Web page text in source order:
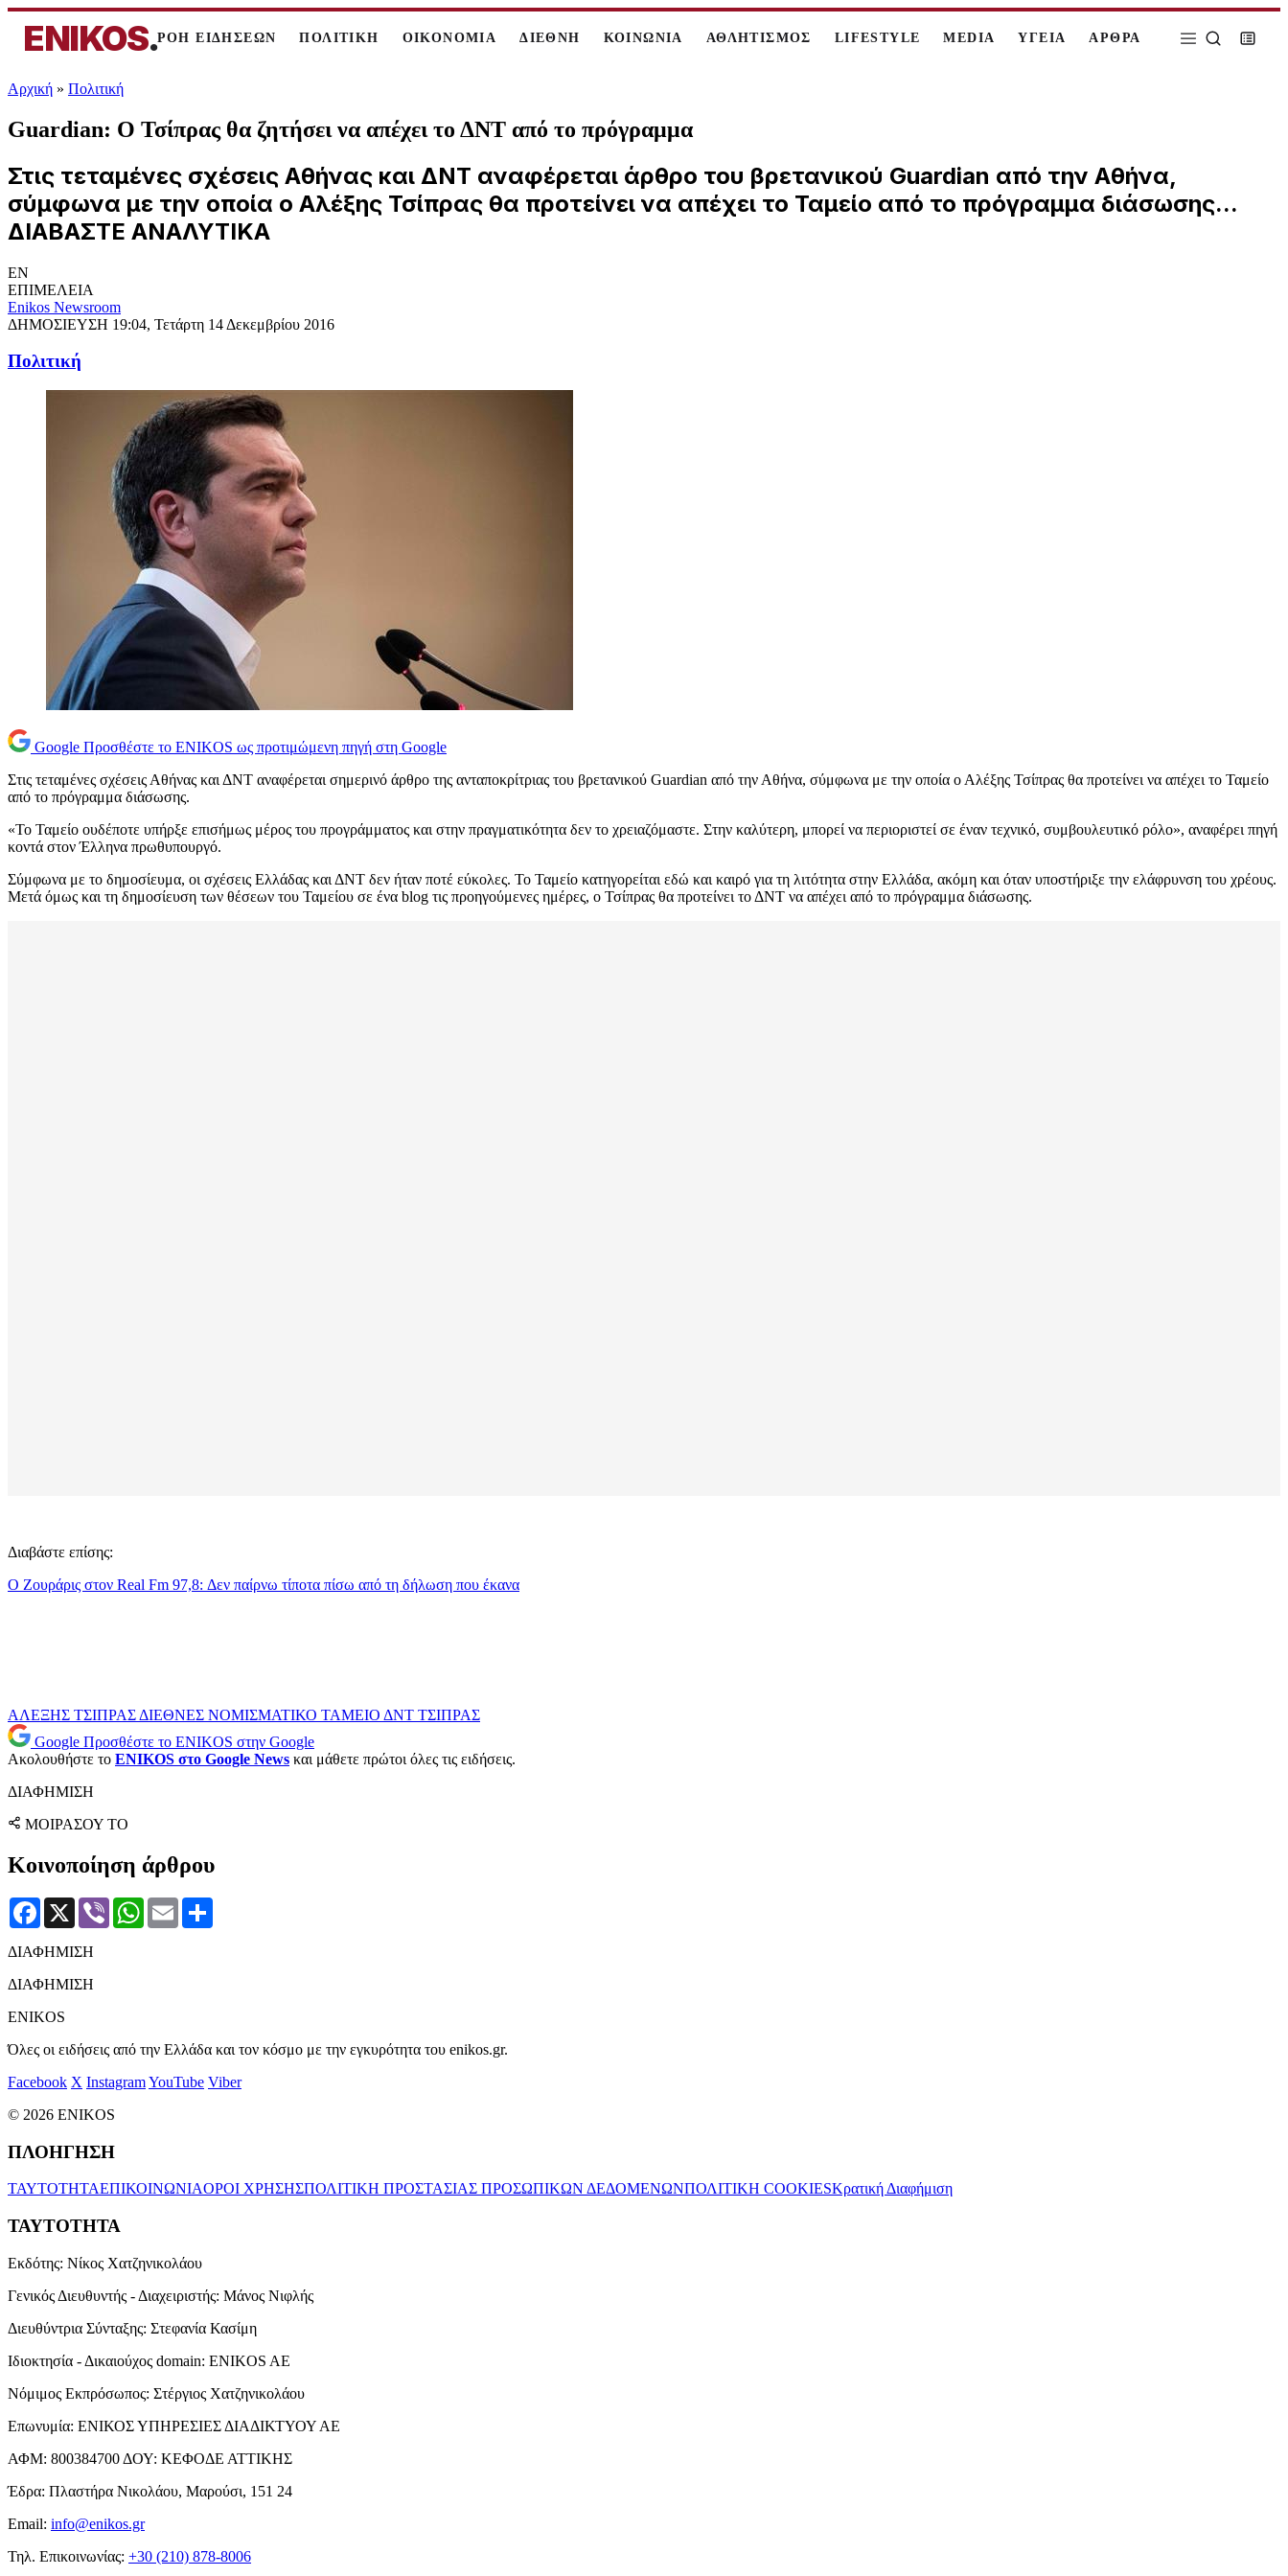
ENIKOS.ΡΟΗ ΕΙΔΗΣΕΩΝ ΠΟΛΙΤΙΚΗ ΟΙΚΟΝΟΜΙΑ ΔΙΕΘΝΗ ΚΟΙΝΩΝΙΑ ΑΘΛΗΤΙΣΜΟΣ LIFESTYLE MEDIA ΥΓΕΙΑ ΑΡΘΡΑ
Αρχική » Πολιτική
Guardian: Ο Τσίπρας θα ζητήσει να απέχει το ΔΝΤ από το πρόγραμμα
Στις τεταμένες σχέσεις Αθήνας και ΔΝΤ αναφέρεται άρθρο του βρετανικού Guardian από την Αθήνα,
σύμφωνα με την οποία ο Αλέξης Τσίπρας θα προτείνει να απέχει το Ταμείο από το πρόγραμμα διάσωσης...
ΔΙΑΒΑΣΤΕ ΑΝΑΛΥΤΙΚΑ
EN
ΕΠΙΜΕΛΕΙΑ
Enikos Newsroom
ΔΗΜΟΣΙΕΥΣΗ 19:04, Τετάρτη 14 Δεκεμβρίου 2016
Πολιτική
Google Προσθέστε το ENIKOS ως προτιμώμενη πηγή στη Google
Στις τεταμένες σχέσεις Αθήνας και ΔΝΤ αναφέρεται σημερινό άρθρο της ανταποκρίτριας του βρετανικού Guardian από την Αθήνα, σύμφωνα με την οποία ο Αλέξης Τσίπρας θα προτείνει να απέχει το Ταμείο
από το πρόγραμμα διάσωσης.
«Το Ταμείο ουδέποτε υπήρξε επισήμως μέρος του προγράμματος και στην πραγματικότητα δεν το χρειαζόμαστε. Στην καλύτερη, μπορεί να περιοριστεί σε έναν τεχνικό, συμβουλευτικό ρόλο», αναφέρει πηγή
κοντά στον Έλληνα πρωθυπουργό.
Σύμφωνα με το δημοσίευμα, οι σχέσεις Ελλάδας και ΔΝΤ δεν ήταν ποτέ εύκολες. Το Ταμείο κατηγορείται εδώ και καιρό για τη λιτότητα στην Ελλάδα, ακόμη και όταν υποστήριξε την ελάφρυνση του χρέους.
Μετά όμως και τη δημοσίευση των θέσεων του Ταμείου σε ένα blog τις προηγούμενες ημέρες, ο Τσίπρας θα προτείνει το ΔΝΤ να απέχει από το πρόγραμμα διάσωσης.
Διαβάστε επίσης:
Ο Ζουράρις στον Real Fm 97,8: Δεν παίρνω τίποτα πίσω από τη δήλωση που έκανα
ΑΛΕΞΗΣ ΤΣΙΠΡΑΣ ΔΙΕΘΝΕΣ ΝΟΜΙΣΜΑΤΙΚΟ ΤΑΜΕΙΟ ΔΝΤ ΤΣΙΠΡΑΣ
Google Προσθέστε το ENIKOS στην Google
Ακολουθήστε το ENIKOS στο Google News και μάθετε πρώτοι όλες τις ειδήσεις.
ΔΙΑΦΗΜΙΣΗ
ΜΟΙΡΑΣΟΥ ΤΟ
Κοινοποίηση άρθρου
Facebook
X Viber WhatsApp
Email
ΔΙΑΦΗΜΙΣΗ
ΔΙΑΦΗΜΙΣΗ
ENIKOS
Όλες οι ειδήσεις από την Ελλάδα και τον κόσμο με την εγκυρότητα του enikos.gr.
Facebook X InstagramYouTube Viber
© 2026 ENIKOS
ΠΛΟΗΓΗΣΗ
ΤΑΥΤΟΤΗΤΑΕΠΙΚΟΙΝΩΝΙΑΟΡΟΙ ΧΡΗΣΗΣΠΟΛΙΤΙΚΗ ΠΡΟΣΤΑΣΙΑΣ ΠΡΟΣΩΠΙΚΩΝ ΔΕΔΟΜΕΝΩΝΠΟΛΙΤΙΚΗ COOKIESΚρατική Διαφήμιση
ΤΑΥΤΟΤΗΤΑ
Εκδότης: Νίκος Χατζηνικολάου
Γενικός Διευθυντής - Διαχειριστής: Μάνος Νιφλής
Διευθύντρια Σύνταξης: Στεφανία Κασίμη
Ιδιοκτησία - Δικαιούχος domain: ENIKOS AE
Νόμιμος Εκπρόσωπος: Στέργιος Χατζηνικολάου
Επωνυμία: ΕΝΙΚΟΣ ΥΠΗΡΕΣΙΕΣ ΔΙΑΔΙΚΤΥΟΥ ΑΕ
ΑΦΜ: 800384700 ΔΟΥ: ΚΕΦΟΔΕ ΑΤΤΙΚΗΣ
Έδρα: Πλαστήρα Νικολάου, Μαρούσι, 151 24
Email: info@enikos.gr
Τηλ. Επικοινωνίας: +30 (210) 878-8006